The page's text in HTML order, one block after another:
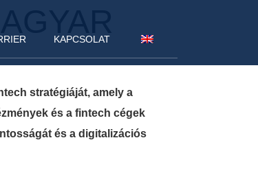
KAPCSOLAT
stratégiáját, amely a
és a fintech cégek
és a digitalizációs